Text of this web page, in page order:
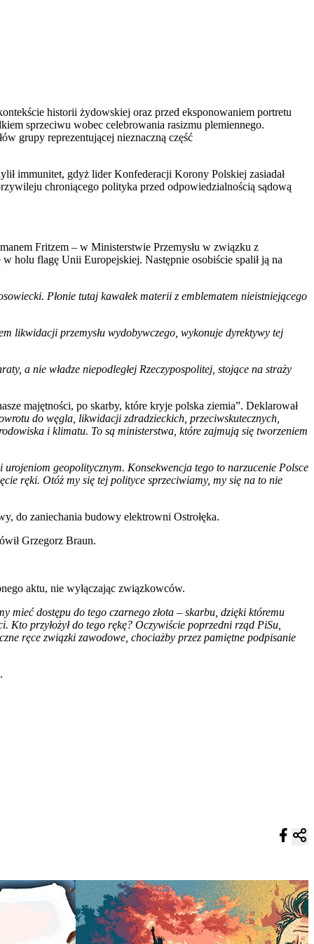
historii żydowskiej oraz przed eksponowaniem portretu
sprzeciwu wobec celebrowania rasizmu plemiennego.
grupy reprezentującej nieznaczną część
immunitet, gdyż lider Konfederacji Korony Polskiej zasiadał
chroniącego polityka przed odpowiedzialnością sądową
Fritzem – w Ministerstwie Przemysłu w związku z
holu flagę Unii Europejskiej. Następnie osobiście spalił ją na
Płonie tutaj kawałek materii z emblematem nieistniejącego
likwidacji przemysłu wydobywczego, wykonuje dyrektywy tej
a nie władze niepodległej Rzeczypospolitej, stojące na straży
majętności, po skarby, które kryje polska ziemia”. Deklarował
do węgla, likwidacji zdradzieckich, przeciwskutecznych,
i klimatu. To są ministerstwa, które zajmują się tworzeniem
geopolitycznym. Konsekwencja tego to narzucenie Polsce
ręki. Otóż my się tej polityce sprzeciwiamy, my się na to nie
do zaniechania budowy elektrowni Ostrołęka.
Grzegorz Braun.
aktu, nie wyłączając związkowców.
mieć dostępu do tego czarnego złota – skarbu, dzięki któremu
przyłożył do tego rękę? Oczywiście poprzedni rząd PiSu,
ręce związki zawodowe, chociażby przez pamiętne podpisanie